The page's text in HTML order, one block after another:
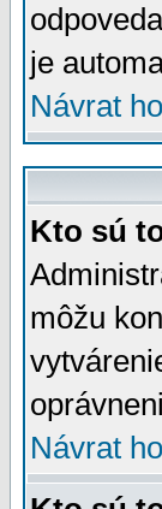
je
Návrat
Kto sú
môžu
Návrat